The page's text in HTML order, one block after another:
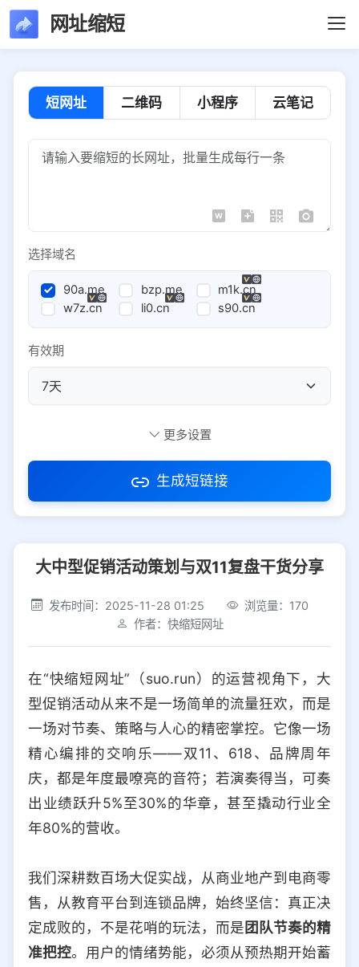
网址缩短
短网址 二维码 小程序 云笔记
选择域名
90a.me bzp.me
m1k.cn
w7z.cn
li0.cn s90.cn
有效期
访问密码
社交平台 电商平台
选择防红平台类型，避免链接被拦截
iOS Android PC 其他
选择允许访问的平台类型
更多设置
生成短链接
大中型促销活动策划与双11复盘干货分享
发布时间：2025-11-28 01:25
浏览量：170
作者：快缩短网址
在“快缩短网址”（suo.run）的运营视角下，大
型促销活动从来不是一场简单的流量狂欢，而是
一场对节奏、策略与人心的精密掌控。它像一场
精心编排的交响乐——双11、618、品牌周年
庆，都是年度最嘹亮的音符；若演奏得当，可奏
出业绩跃升5%至30%的华章，甚至撬动行业全
年80%的营收。
我们深耕数百场大促实战，从商业地产到电商零
售，从教育平台到连锁品牌，始终坚信：真正决
定成败的，不是花哨的玩法，而是团队节奏的精
准把控。用户的情绪势能，必须从预热期开始蓄